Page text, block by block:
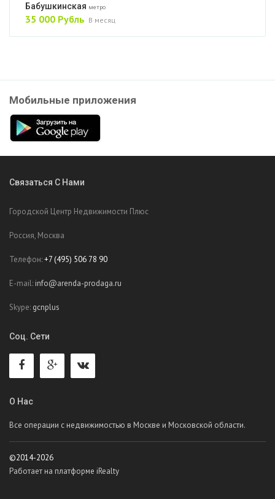
Бабушкинская метро
35 000 Рубль В месяц
Мобильные приложения
Связаться С Нами
Городской Центр Недвижимости Плюс
Россия, Москва
Телефон:+7 (495) 506 78 90
E-mail: info@arenda-prodaga.ru
Skype: gcnplus
Соц. Сети
О Нас
Все операции с недвижимостью в Москве и Московской области.
©2014-2026
Работает на платформе iRealty